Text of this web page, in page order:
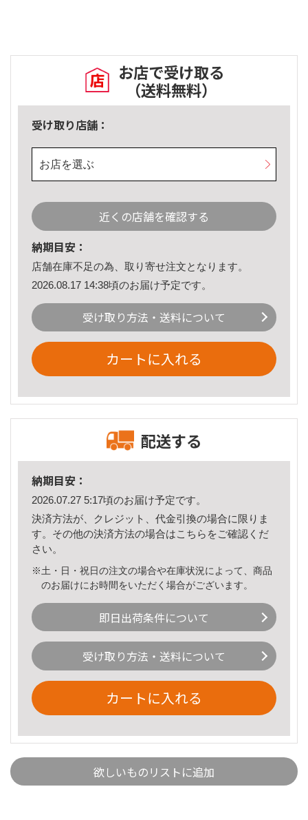
お店で受け取る
（送料無料）
受け取り店舗：
お店を選ぶ
近くの店舗を確認する
納期目安：
店舗在庫不足の為、取り寄せ注文となります。
2026.08.17 14:38頃のお届け予定です。
受け取り方法・送料について
カートに入れる
配送する
納期目安：
2026.07.27 5:17頃のお届け予定です。
決済方法が、クレジット、代金引換の場合に限りま
す。その他の決済方法の場合はこちら をご確認くだ
さい。
※土・日・祝日の注文の場合や在庫状況によって、商品
のお届けにお時間をいただく場合がございます。
即日出荷条件について
受け取り方法・送料について
カートに入れる
欲しいものリストに追加